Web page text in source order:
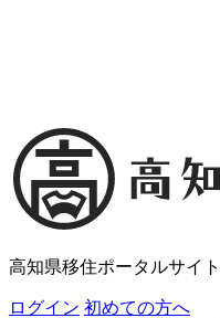
高知県移住ポータルサイト
ログイン 初めての方へ